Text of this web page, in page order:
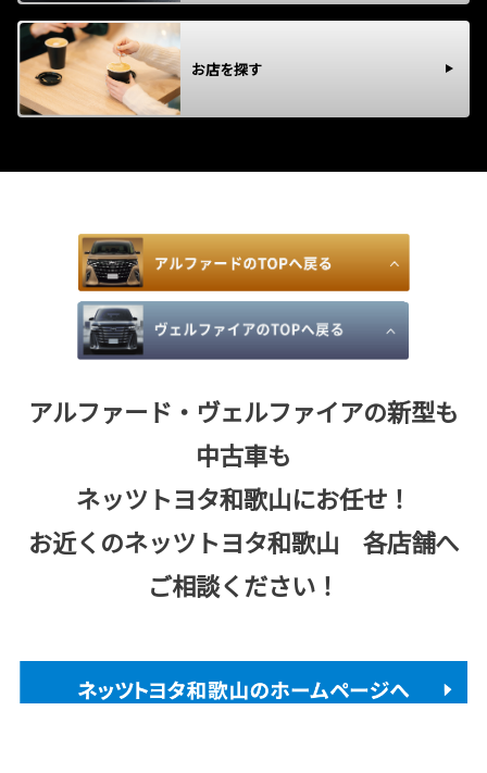
お店を探す
アルファード・ヴェルファイアの新型も
中古車も
ネッツトヨタ和歌山にお任せ！
お近くのネッツトヨタ和歌山 各店舗へ
ご相談ください！